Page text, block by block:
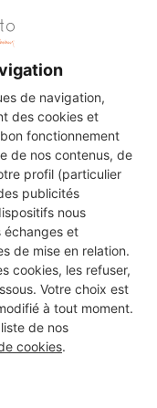
de navigation,
des cookies et
fonctionnement
de nos contenus, de
profil (particulier
publicités
nous
échanges et
de mise en relation.
cookies, les refuser,
Votre choix est
à tout moment.
de nos
cookies.
VOUS
?
Robert